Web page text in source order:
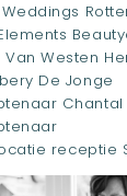
Weddings
Van Westen
De Jonge
receptie